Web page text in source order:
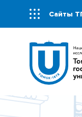
Сайты